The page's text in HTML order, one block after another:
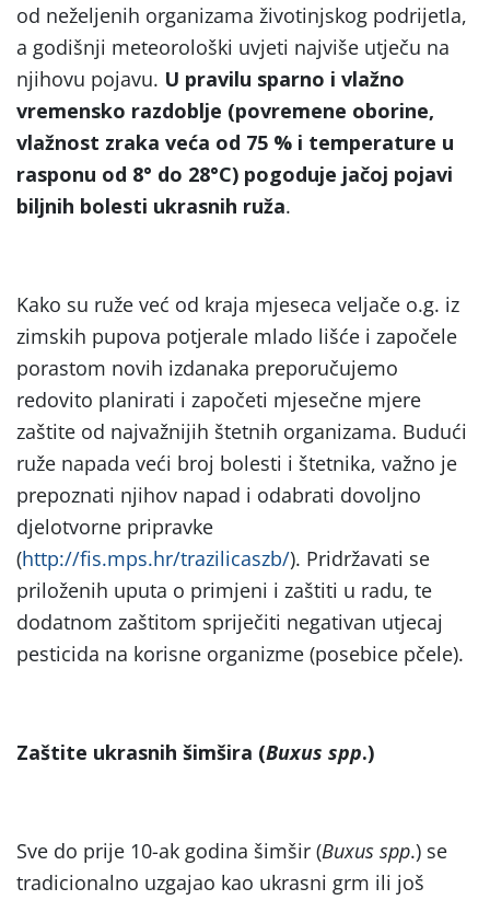
od neželjenih organizama životinjskog podrijetla,
a godišnji meteorološki uvjeti najviše utječu na
njihovu pojavu. U pravilu sparno i vlažno
vremensko razdoblje (povremene oborine,
vlažnost zraka veća od 75 % i temperature u
rasponu od 8° do 28°C) pogoduje jačoj pojavi
biljnih bolesti ukrasnih ruža.
Kako su ruže već od kraja mjeseca veljače o.g. iz
zimskih pupova potjerale mlado lišće i započele
porastom novih izdanaka preporučujemo
redovito planirati i započeti mjesečne mjere
zaštite od najvažnijih štetnih organizama. Budući
ruže napada veći broj bolesti i štetnika, važno je
prepoznati njihov napad i odabrati dovoljno
djelotvorne pripravke
(http://fis.mps.hr/trazilicaszb/). Pridržavati se
priloženih uputa o primjeni i zaštiti u radu, te
dodatnom zaštitom spriječiti negativan utjecaj
pesticida na korisne organizme (posebice pčele).
Zaštite ukrasnih šimšira (Buxus spp.)
Sve do prije 10-ak godina šimšir (Buxus spp.) se
tradicionalno uzgajao kao ukrasni grm ili još